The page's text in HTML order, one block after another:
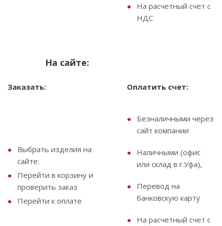
На расчетный счет с
НДС
На сайте:
Заказать: Оплатить счет:
Выбрать изделия на
сайте:
Перейти в корзину и
проверить заказ
Перейти к оплате
Безналичными через
сайт компании
Наличными (офис
или склад в г.Уфа),
Перевод на
банковскую карту
На расчетный счет с